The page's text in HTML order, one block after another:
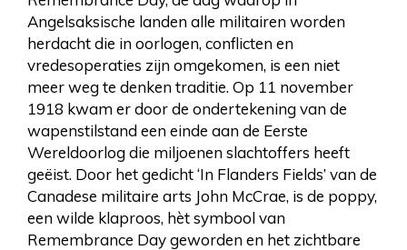
Angelsaksische landen alle militairen worden
herdacht die in oorlogen, conflicten en
vredesoperaties zijn omgekomen, is een niet
meer weg te denken traditie. Op 11 november
1918 kwam er door de ondertekening van de
wapenstilstand een einde aan de Eerste
Wereldoorlog die miljoenen slachtoffers heeft
geëist. Door het gedicht ‘In Flanders Fields’ van de
Canadese militaire arts John McCrae, is de poppy,
een wilde klaproos, hèt symbool van
Remembrance Day geworden en het zichtbare